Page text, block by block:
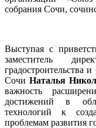
собрания Сочи,
Выступая с
заместитель
градостроительства
СочиНаталья
важность
достижений в
технологий к
проблемам развития